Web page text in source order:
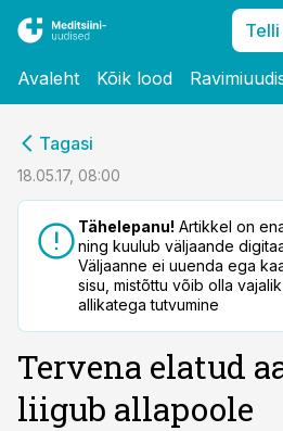
Avaleht Kõik lood
Tagasi
18.05.17, 08:00
Tähelepanu! Artikkel on
ning kuulub väljaande
Väljaanne ei uuenda ega
sisu, mistõttu võib olla
allikatega tutvumine
Tervena elatud
liigub allapoole